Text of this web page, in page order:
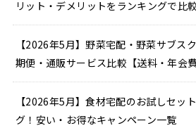
リット・デメリットをランキングで比較
【2026年5月】野菜宅配・野菜サブス
期便・通販サービス比較【送料・年会費
【2026年5月】食材宅配のお試しセッ
グ！安い・お得なキャンペーン一覧